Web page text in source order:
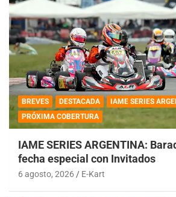
BREVES DESTACADA
IAME SERIES
PRÓXIMA COBERTURA
IAME SERIES ARGENTINA:
fecha especial con Invitados
6 agosto, 2026 E-Kart